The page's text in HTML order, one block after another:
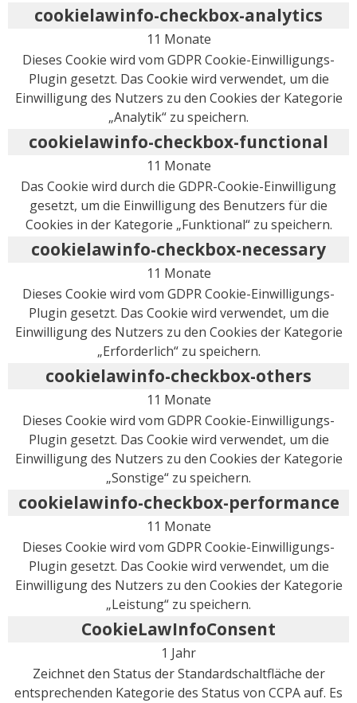
cookielawinfo-checkbox-analytics
11 Monate
Dieses Cookie wird vom GDPR Cookie-Einwilligungs-
Plugin gesetzt. Das Cookie wird verwendet, um die
Einwilligung des Nutzers zu den Cookies der Kategorie
„Analytik“ zu speichern.
cookielawinfo-checkbox-functional
11 Monate
Das Cookie wird durch die GDPR-Cookie-Einwilligung
gesetzt, um die Einwilligung des Benutzers für die
Cookies in der Kategorie „Funktional“ zu speichern.
cookielawinfo-checkbox-necessary
11 Monate
Dieses Cookie wird vom GDPR Cookie-Einwilligungs-
Plugin gesetzt. Das Cookie wird verwendet, um die
Einwilligung des Nutzers zu den Cookies der Kategorie
„Erforderlich“ zu speichern.
cookielawinfo-checkbox-others
11 Monate
Dieses Cookie wird vom GDPR Cookie-Einwilligungs-
Plugin gesetzt. Das Cookie wird verwendet, um die
Einwilligung des Nutzers zu den Cookies der Kategorie
„Sonstige“ zu speichern.
cookielawinfo-checkbox-performance
11 Monate
Dieses Cookie wird vom GDPR Cookie-Einwilligungs-
Plugin gesetzt. Das Cookie wird verwendet, um die
Einwilligung des Nutzers zu den Cookies der Kategorie
„Leistung“ zu speichern.
CookieLawInfoConsent
1 Jahr
Zeichnet den Status der Standardschaltfläche der
entsprechenden Kategorie des Status von CCPA auf. Es